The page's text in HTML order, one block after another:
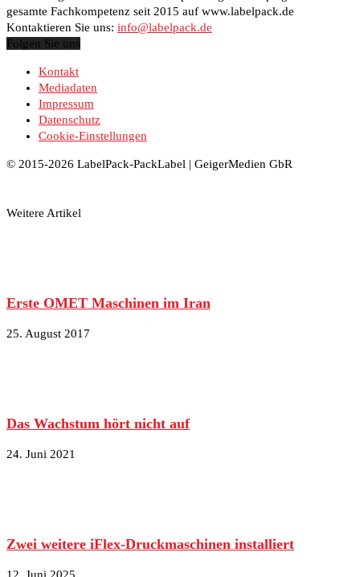
gesamte Fachkompetenz seit 2015 auf www.labelpack.de
Kontaktieren Sie uns: info@labelpack.de
Folgen Sie uns
Kontakt
Mediadaten
Impressum
Datenschutz
Cookie-Einstellungen
© 2015-2026 LabelPack-PackLabel | GeigerMedien GbR
Weitere Artikel
Erste OMET Maschinen im Iran
25. August 2017
Das Wachstum hört nicht auf
24. Juni 2021
Zwei weitere iFlex-Druckmaschinen installiert